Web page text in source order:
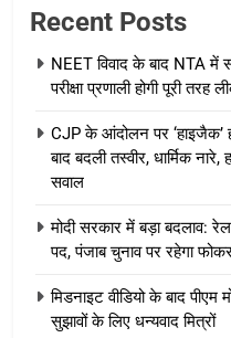
Recent Posts
NEET विवाद के बाद NTA में
परीक्षा प्रणाली होगी पूरी तरह
CJP के आंदोलन पर
बाद बदली तस्वीर, धार्मिक
सवाल
मोदी सरकार में बड़ा बदलाव:
पद, पंजाब चुनाव पर रहेगा
मिडनाइट वीडियो के बाद
सुझावों के लिए धन्यवाद मित्रों